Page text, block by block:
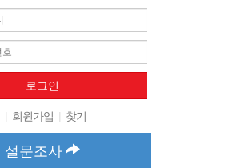
로그인
| 회원가입 | 찾기
설문조사